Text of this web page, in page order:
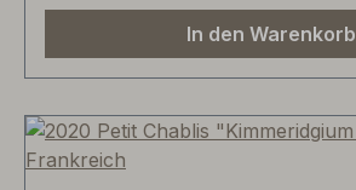
Genussverhältnis.
In den Warenkorb